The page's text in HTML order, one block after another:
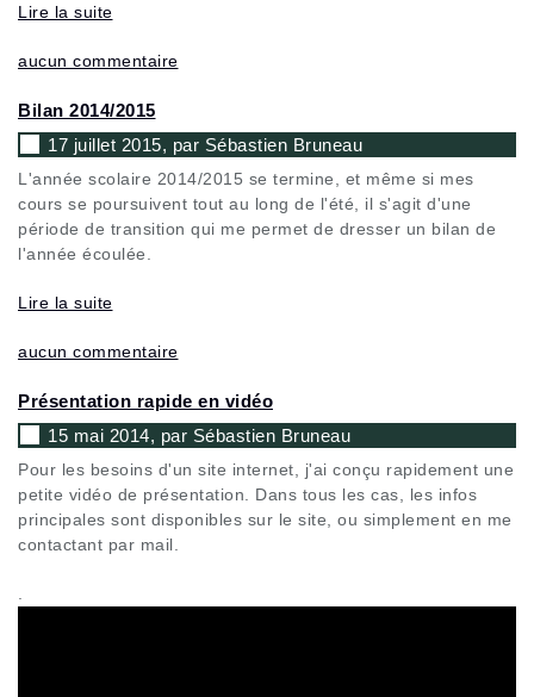
Lire la suite
aucun commentaire
Bilan 2014/2015
17 juillet 2015, par Sébastien Bruneau
L'année scolaire 2014/2015 se termine, et même si mes
cours se poursuivent tout au long de l'été, il s'agit d'une
période de transition qui me permet de dresser un bilan de
l'année écoulée.
Lire la suite
aucun commentaire
Présentation rapide en vidéo
15 mai 2014, par Sébastien Bruneau
Pour les besoins d'un site internet, j'ai conçu rapidement une
petite vidéo de présentation. Dans tous les cas, les infos
principales sont disponibles sur le site, ou simplement en me
contactant par mail.